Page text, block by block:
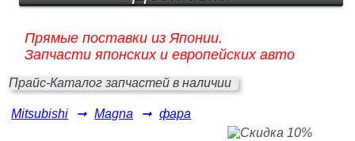
Прямые поставки из Японии.
Запчасти японских и европейских авто
Прайс-Каталог запчастей в наличии
Mitsubishi ➞ Magna ➞ фара